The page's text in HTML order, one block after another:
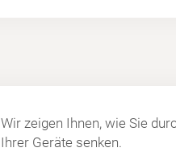
Wir zeigen Ihnen, wie Sie
Ihrer Geräte senken.